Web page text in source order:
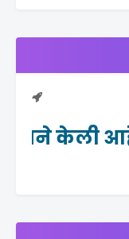
केली आहे.